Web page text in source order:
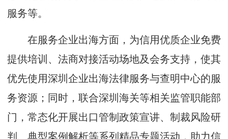
服务等。
在服务企业出海方面，为信用优质企业免费
提供培训、法商对接活动场地及会务支持，使其
优先使用深圳企业出海法律服务与查明中心的服
务资源；同时，联合深圳海关等相关监管职能部
门，常态化开展出口管制政策宣讲、制裁风险研
判、典型案例解析等系列精品专题活动，助力信